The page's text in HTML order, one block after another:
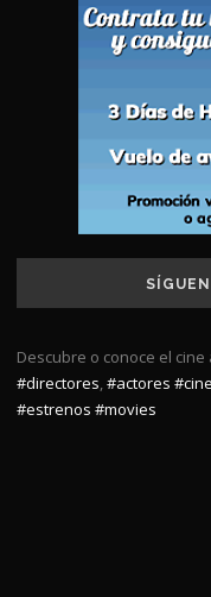
Descubre o conoce el
#directores,#actores #cine
#estrenos #movies